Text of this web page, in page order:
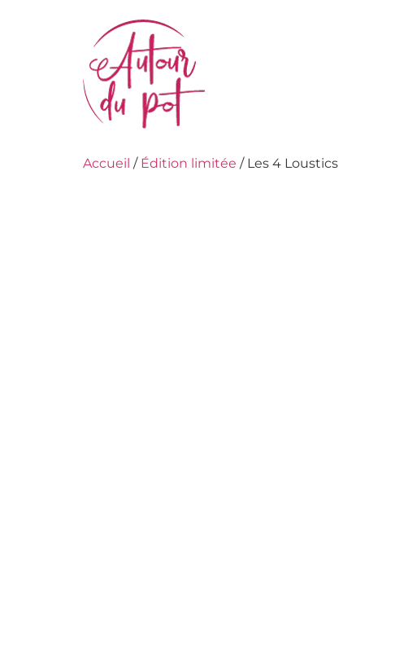
Accueil / Édition limitée / Les 4 Loustics